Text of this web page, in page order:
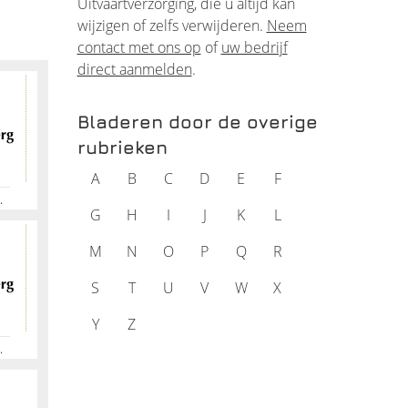
u
is
in
Veenendaal, Begrafenissen
Veenendaal, Begrafenissen
wijzigen of zelfs verwijderen. Neem
contact met ons op ofuw bedrijf
direct aanmelden.
Bladeren door de overige
rubrieken
A B C D E
F
G
H I J K
L
M
N O P Q
R
S
T U V W
X
Y
Z